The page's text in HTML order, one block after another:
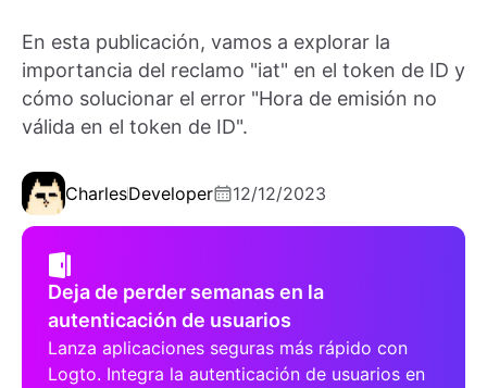
En esta publicación, vamos a explorar la
importancia del reclamo "iat" en el token de ID y
cómo solucionar el error "Hora de emisión no
válida en el token de ID".
CharlesDeveloper 12/12/2023
Deja de perder semanas en la
autenticación de usuarios
Lanza aplicaciones seguras más rápido con
Logto. Integra la autenticación de usuarios en